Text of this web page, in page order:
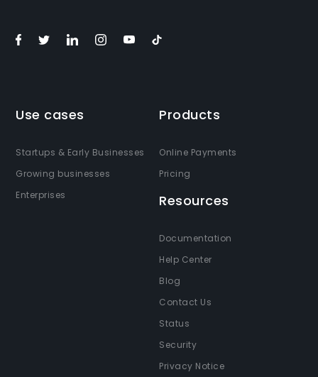
Use cases
Startups & Early Businesses
Growing businesses
Enterprises
Products
Online Payments
Pricing
Resources
Documentation
Help Center
Blog
Contact Us
Status
Security
Privacy Notice